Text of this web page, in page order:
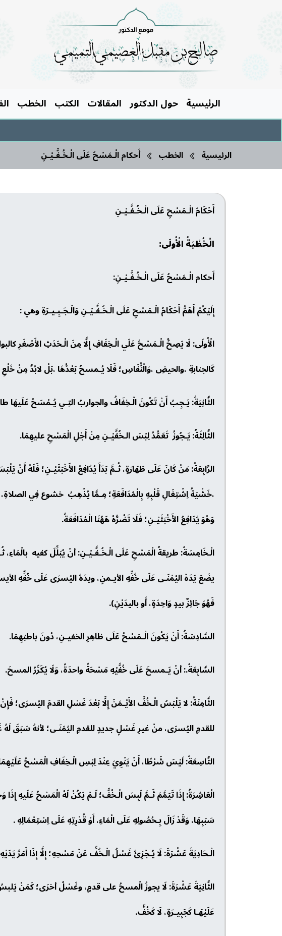
الرئيسية حول الدكتور المقالات الكتب الخطب
الرئيسية الخطب أَحكام الْـمَسْحُ عَلَى الْـخُـفَّـيْـنِ
أَحْكَامُ الْـمَسْحِ عَلَى الْـخُـفَّـيْـنِ
الْخُطْبَةُ الْأُولَى:
أَحكام الْـمَسْحُ عَلَى الْـخُـفَّـيْـنِ:
إِلَيْكُمْ أَهَمُّ أَحْكَامُ الْـمَسْحِ عَلَى الْـخُـفَّـيْـنِ وَالْـجَـبِـيـرَةِ وهي :
الْأُولَى: لَا يَصِحُّ الْـمَسْحُ عَلَي الْـخِفَافِ إِلَّا مِنَ الْـحَدَثِ الأَصْغَرِ
كَالجنابةِ ،والحيضِ ،وَالْنُّفَاسِ؛ فَلَا يُـمسحُ بَعْدُّهَا ،بَلْ لابُدَّ مِنْ
الثَّانِيَةُ: يَـجِبُ أَنْ تَكُونَ الْـخِفَافُ والجواربُ التِـي يُـمْسَحُ عَلَيهَا
الثَّالِثَةُ: يَـجُوزُ تَعَمُّدُ لِبْسَ الـخُفَّيْـنِ مِنْ أَجْلِ الْمَسْحِ عليهِمَا.
الرَّابِعَةُ: مَنْ كَانَ عَلَى طَهَارَةٍ، ثُـمَّ بَدَأَ يُدُافِعُ الأَخْبَثَيْـنِ؛ فَلَهُ
،خَشْيَةُ اِشْتِغَالِ قَلْبِهِ بِالْمُدَافَعَةِ؛ مِـمَّا يُذْهِبُ خشوع فِي الصلاةِ،
وَهُوَ يُدَافِعُ الأَخْبَثَيْـنِ؛ فَلَا تَضُرُّهُ هَهُنَا الْمُدَافَعَةُ.
الْـخَامِسَةُ: طريقةُ الْمَسْحِ عَلَى الْـخُـفَّـيْـنِ: أنْ يُبَلِّلَ كفيه
يضَعَ يَدَهْ اليُمْنَـى عَلَى خُفِّهِ الأيـمنِ، ويدَهُ اليُسرَى عَلَى خُفِّهِ
فَهُوَ جَائِزٌ بيدٍ وَاحِدَةٍ، أَو باليدَيْنِ).
السَّادِسَةُ: أَنْ يَكُونَ الْـمَسْحُ عَلَى ظاهِرِ الخفيـنِ، دُونَ باطنِهِمَا.
السَّابِعَةُ.: أنْ يَـمسحَ عَلَى خُفَّيْهِ مَسْحَةً واحدَةً، وَلَا يُكَرِّرُ المسحَ.
الثَّامِنَةُ: لا يَلْبَسُ الْـخُفَّ الأَيْـمَنَ إِلَّا بَعْدَ غَسْلِ القدمَ
للقدمِ اليُسرَى، منْ غيرِ غَسْلٍ جديدٍ للقدمِ اليُمَنَـى؛ لأنهُ سَبَقَ
التَّاسِعَةُ: لَيْسَ شَرْطًا، أَنْ يَنْوِيَ عِنْدَ لِبْسِ الْـخِفَافِ الْمَسْحُ
الْعَاشِرَةُ: إِذَا تَيَمَّمَ ثَـمَّ لَبِسَ الْـخُفَّ؛ لَـمْ يَكُنْ لَهُ الْمَسْحُ عَلَيهِ
سَبَبِهَا، وَقَدْ زَالَ بِـحُصُولِهِ عَلَى الْمَاءِ، أَوْ قُدْرِتِهِ عَلَى اِسْتِعْمَالِهِ .
الْـحَادِيَةَ عَشْرَةَ: لَا يُـجْزِئُ غَسْلُ الْـخُفِّ عَنْ مَسْحِهِ؛ إِلَّا إِذَا أَمَرَّ
الثَّانِيَةَ عَشْرَةَ: لَا يجوزُ الْمسحُ على قدمٍ، وغَسْلُ أخرَى؛ كَمَنْ
عَلَيْهَـا كَجَبِيـرَةٍ، لَا كَخُفٍّ.